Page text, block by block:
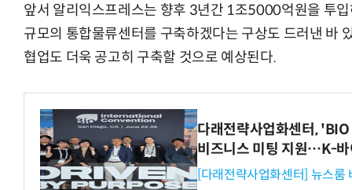
앞서 알리익스프레스는 향후 3년간 1조5000억원을 투
규모의 통합물류센터를 구축하겠다는 구상도 드러낸 바
협업도 더욱 공고히 구축할 것으로 예상된다.
다래전략사업화센터,
비즈니스 미팅 지원…K-바
[다래전략사업화센터] 뉴스룸